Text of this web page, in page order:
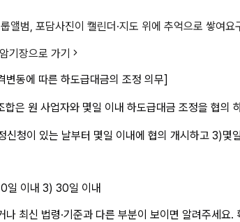
의 가격변동에 따른 하도
앨범, 포담사진이 캘린더·지도 위에 추억으로 쌓여요
기장으로 가기
변동에 따른 하도급대금의 조정 의무]
합은 원 사업자와 몇일 이내 하도급대금 조정을 협의
신청이 있는 날부터 몇일 이내에 협의 개시하고 3)몇
일 이내 3) 30일 이내
나 최신 법령·기준과 다른 부분이 보이면 알려주세요.